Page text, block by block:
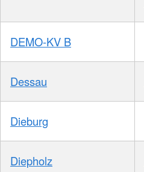
DEMO-KV B
Dessau
Dieburg
Diepholz